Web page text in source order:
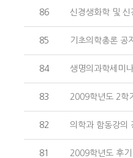
86 신경생화학 및 신
85 기초의학총론 공
84 생명의과학세미
83 2009학년도 2학
82 의학과 함동강의
81 2009학년도 후